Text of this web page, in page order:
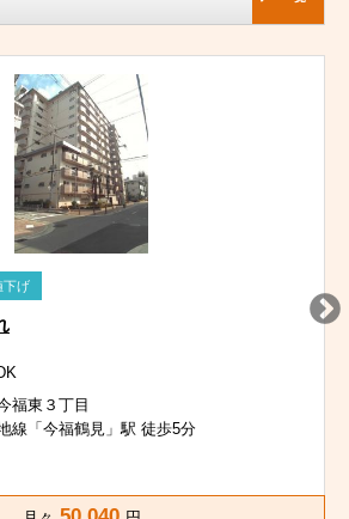
下げ
福東３丁目
線「今福鶴見」駅 徒歩5分